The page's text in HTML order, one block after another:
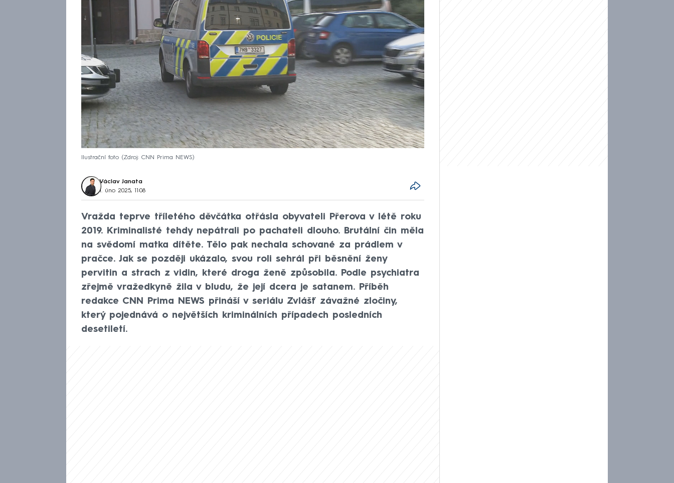
Ilustrační foto Zdroj: CNN Prima NEWS
Václav Janata
1. úno 2025, 11:08
Vražda teprve tříletého děvčátka otřásla obyvateli Přerova v létě roku
2019. Kriminalisté tehdy nepátrali po pachateli dlouho. Brutální čin měla
na svědomí matka dítěte. Tělo pak nechala schované za prádlem v
pračce. Jak se později ukázalo, svou roli sehrál při běsnění ženy
pervitin a strach z vidin, které droga ženě způsobila. Podle psychiatra
zřejmě vražedkyně žila v bludu, že její dcera je satanem. Příběh
redakce CNN Prima NEWS přináší v seriálu Zvlášť závažné zločiny,
který pojednává o největších kriminálních případech posledních
desetiletí.